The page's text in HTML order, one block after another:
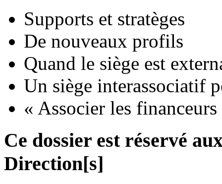
Supports et stratèges
De nouveaux profils
Quand le siège est
Un siège interassociatif
« Associer les
Ce dossier est réservé
Direction[s]